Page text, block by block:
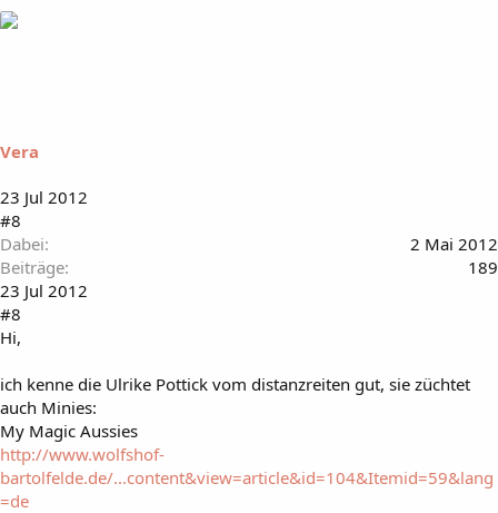
Vera
23 Jul 2012
#8
Dabei
2 Mai 2012
Beiträge
189
23 Jul 2012
#8
Hi,
ich kenne die Ulrike Pottick vom distanzreiten gut, sie züchtet
auch Minies:
My Magic Aussies
http://www.wolfshof-
bartolfelde.de/...content&view=article&id=104&Itemid=59&lang
=de